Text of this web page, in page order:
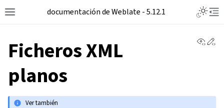
Toggle site navigation sidebar
documentación de Weblate - 5.12.1
Ficheros XML
planos
Ver también